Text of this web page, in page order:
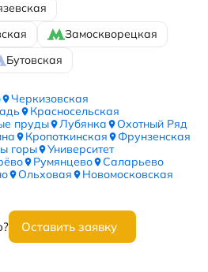
Замоскворецкая
Бутовская
Черкизовская
Красносельская
пруды Лубянка
Охотный Ряд
Кропоткинская
Фрунзенская
горы
Университет
Румянцево
Саларьево
Ольховая
Новомосковская
Оставить заявку